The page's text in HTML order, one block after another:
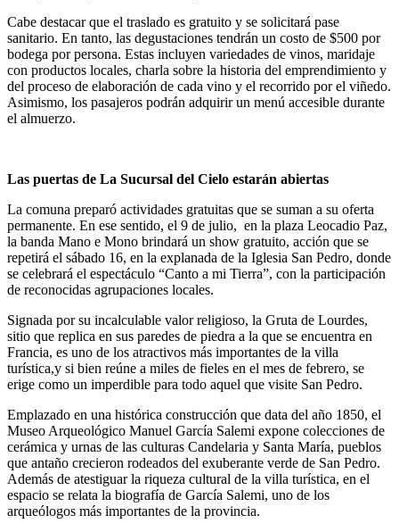
Cabe destacar que el traslado es gratuito y se solicitará pase
sanitario. En tanto, las degustaciones tendrán un costo de $500 por
bodega por persona. Estas incluyen variedades de vinos, maridaje
con productos locales, charla sobre la historia del emprendimiento y
del proceso de elaboración de cada vino y el recorrido por el viñedo.
Asimismo, los pasajeros podrán adquirir un menú accesible durante
el almuerzo.
Las puertas de La Sucursal del Cielo estarán abiertas
La comuna preparó actividades gratuitas que se suman a su oferta
permanente. En ese sentido, el 9 de julio, en la plaza Leocadio Paz,
la banda Mano e Mono brindará un show gratuito, acción que se
repetirá el sábado 16, en la explanada de la Iglesia San Pedro, donde
se celebrará el espectáculo “Canto a mi Tierra”, con la participación
de reconocidas agrupaciones locales.
Signada por su incalculable valor religioso, la Gruta de Lourdes,
sitio que replica en sus paredes de piedra a la que se encuentra en
Francia, es uno de los atractivos más importantes de la villa
turística,y si bien reúne a miles de fieles en el mes de febrero, se
erige como un imperdible para todo aquel que visite San Pedro.
Emplazado en una histórica construcción que data del año 1850, el
Museo Arqueológico Manuel García Salemi expone colecciones de
cerámica y urnas de las culturas Candelaria y Santa María, pueblos
que antaño crecieron rodeados del exuberante verde de San Pedro.
Además de atestiguar la riqueza cultural de la villa turística, en el
espacio se relata la biografía de García Salemi, uno de los
arqueólogos más importantes de la provincia.